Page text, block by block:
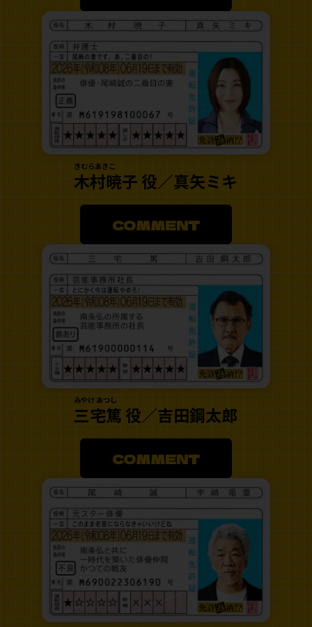
きむらあきこ
木村暁子 役／真矢ミキ
COMMENT
みやけ あつし
三宅篤 役／吉田鋼太郎
COMMENT